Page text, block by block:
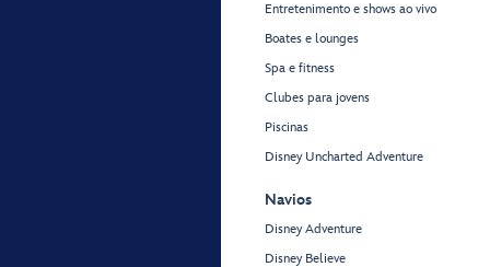
Entretenimento e shows ao vivo
Boates e lounges
Spa e fitness
Clubes para jovens
Piscinas
Disney Uncharted Adventure
Navios
Disney Adventure
Disney Believe